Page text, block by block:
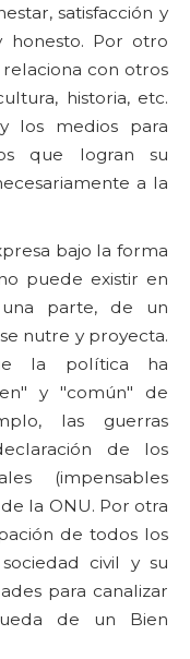
satisfacción y
Por otro
con otros
historia, etc.
los medios para
que logran su
a la
bajo la forma
puede existir en
parte, de un
nutre y proyecta.
la política ha
y "común" de
las guerras
de los
(impensables
la ONU. Por otra
de todos los
civil y su
para canalizar
de un Bien